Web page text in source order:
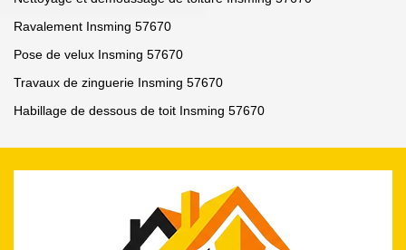
Ravalement Insming 57670
Pose de velux Insming 57670
Travaux de zinguerie Insming 57670
Habillage de dessous de toit Insming 57670